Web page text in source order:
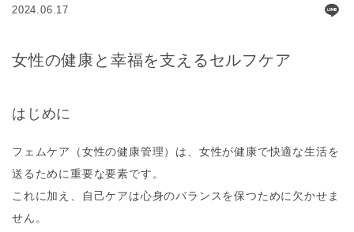
2024.06.17
女性の健康と幸福を支えるセルフケア
はじめに
フェムケア（女性の健康管理）は、女性が健康で快適な生活を
送るために重要な要素です。
これに加え、自己ケアは心身のバランスを保つために欠かせま
せん。